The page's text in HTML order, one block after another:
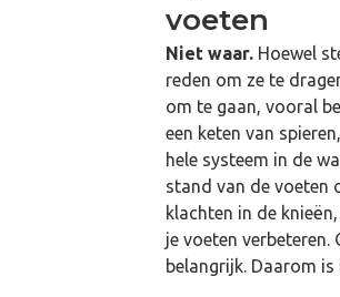
voeten
Niet waar. Hoewel
reden om ze te
om te gaan, vooral
een keten van
hele systeem in de
stand van de voeten
klachten in de
je voeten
belangrijk. Daarom